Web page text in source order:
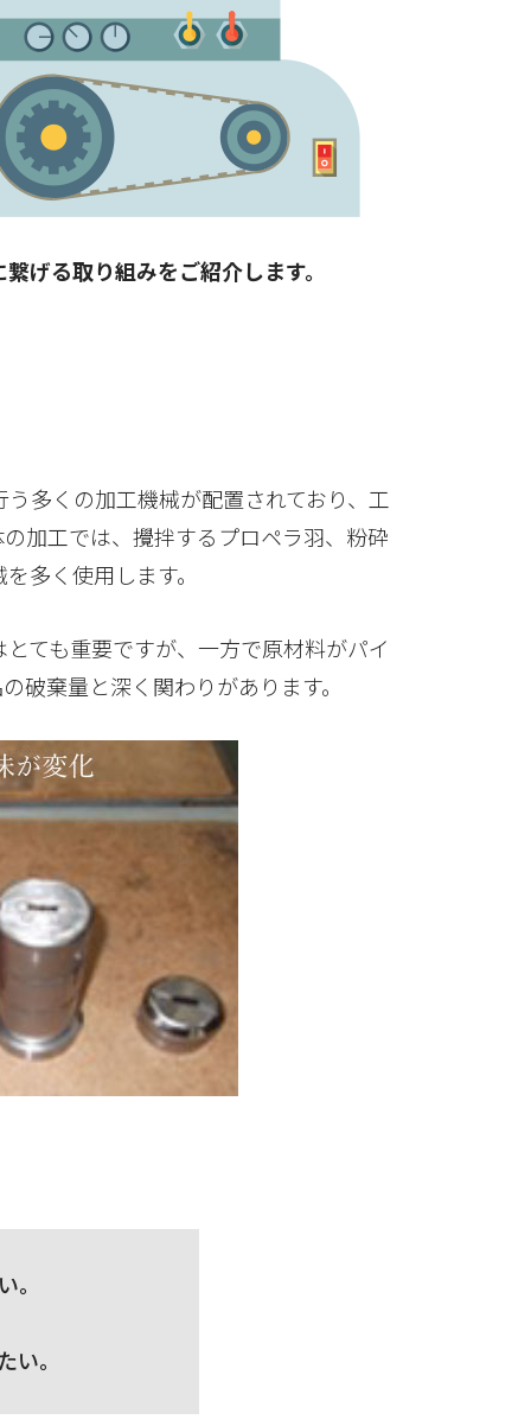
げる取り組みをご紹介します。
多くの加工機械が配置されており、工
加工では、攪拌するプロペラ羽、粉砕
多く使用します。
ても重要ですが、一方で原材料がパイ
破棄量と深く関わりがあります。
。